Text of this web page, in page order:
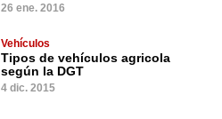
26 ene. 2016
Vehículos
Tipos de vehículos agricola
según la DGT
4 dic. 2015